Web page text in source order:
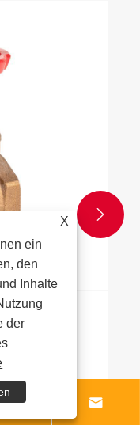
für


X
ein
den
Inhalte
der